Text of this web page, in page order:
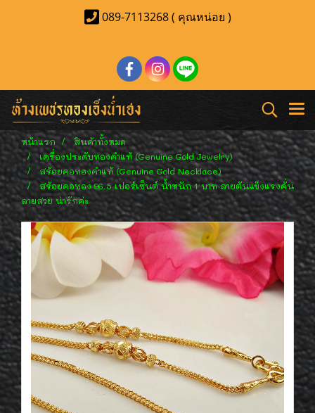
089-7113268 ( คุณหน่อย )
หน้าแรก
สินค้าทั้งหมด
เครื่องประดับทองคำแท้ (Genuine Gold Jewelry)
สร้อยคอทองคำแท้ (Genuine Gold Necklace)
สร้อยคอทอง 96.5 เปอร์เซ็นต์ น้ำหนัก 1 บาท ลายตันแข็งแรงคั่น
ลายสวย น่ารักค่ะ